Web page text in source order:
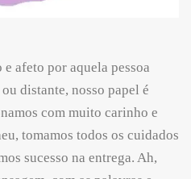
afeto por aquela pessoa
distante, nosso papel é
com muito carinho e
tomamos todos os cuidados
sucesso na entrega. Ah,